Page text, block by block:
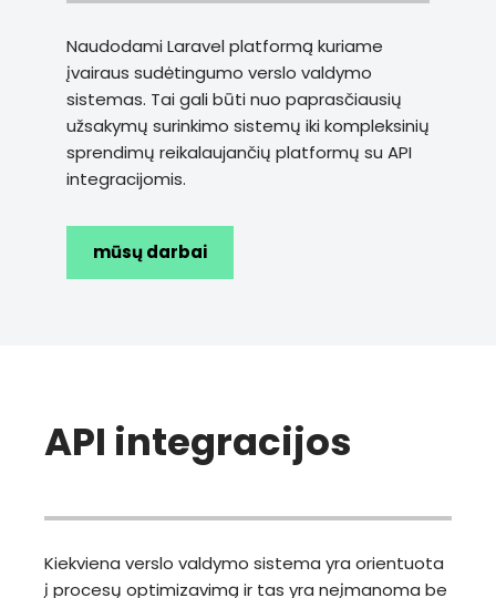
Naudodami Laravel platformą kuriame
įvairaus sudėtingumo verslo valdymo
sistemas. Tai gali būti nuo paprasčiausių
užsakymų surinkimo sistemų iki kompleksinių
sprendimų reikalaujančių platformų su API
integracijomis.
mūsų darbai
API integracijos
Kiekviena verslo valdymo sistema yra orientuota
į procesų optimizavimą ir tas yra neįmanoma be